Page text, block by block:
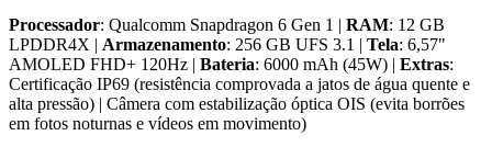
Processador: Qualcomm Snapdragon 6 Gen 1 | RAM: 12 GB
LPDDR4X | Armazenamento: 256 GB UFS 3.1 | Tela: 6,57"
AMOLED FHD+ 120Hz | Bateria: 6000 mAh (45W) | Extras:
Certificação IP69 (resistência comprovada a jatos de água quente e
alta pressão) | Câmera com estabilização óptica OIS (evita borrões
em fotos noturnas e vídeos em movimento)